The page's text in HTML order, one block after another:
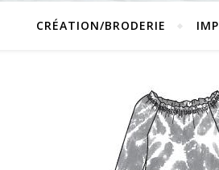
CRÉATION/BRODERIE